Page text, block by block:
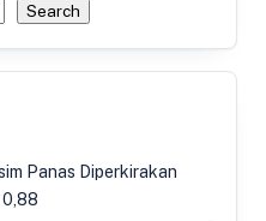
Search
Panas Diperkirakan
0,88